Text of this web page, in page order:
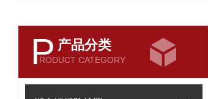
P 产品分类
RODUCT CATEGORY